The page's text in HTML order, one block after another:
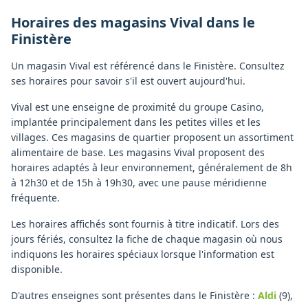
Horaires des magasinsVival dans le
Finistère
Un magasin Vival est référencé dans le Finistère. Consultez
ses horaires pour savoir s'il est ouvert aujourd'hui.
Vival est une enseigne de proximité du groupe Casino,
implantée principalement dans les petites villes et les
villages. Ces magasins de quartier proposent un assortiment
alimentaire de base. Les magasins Vival proposent des
horaires adaptés à leur environnement, généralement de 8h
à 12h30 et de 15h à 19h30, avec une pause méridienne
fréquente.
Les horaires affichés sont fournis à titre indicatif. Lors des
jours fériés, consultez la fiche de chaque magasin où nous
indiquons les horaires spéciaux lorsque l'information est
disponible.
D'autres enseignes sont présentes dans le Finistère : Aldi (9),